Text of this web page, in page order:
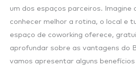
um dos espaços parceiros. Imagine
conhecer melhor a rotina, o local e
espaço de coworking oferece,
aprofundar sobre as vantagens do
vamos apresentar alguns